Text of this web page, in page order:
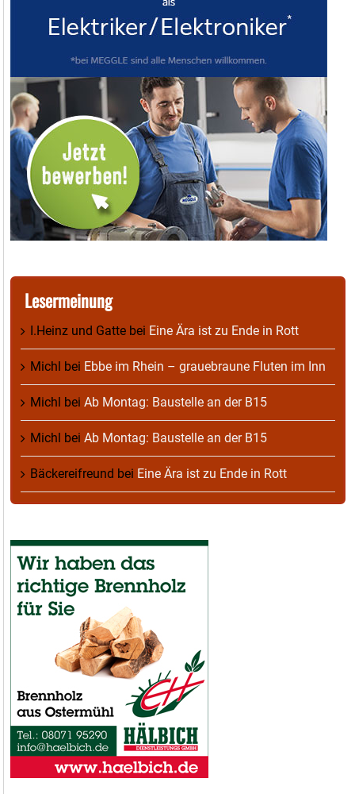
Lesermeinung
I.Heinz und Gatte bei Eine Ära ist zu Ende in Rott
Michl bei Ebbe im Rhein – grauebraune Fluten im Inn
Michl bei Ab Montag: Baustelle an der B15
Michl bei Ab Montag: Baustelle an der B15
Bäckereifreund bei Eine Ära ist zu Ende in Rott